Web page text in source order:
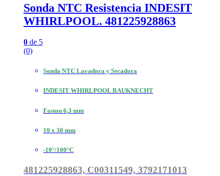
Sonda NTC Resistencia INDESIT
WHIRLPOOL. 481225928863
0 de 5
(0)
Sonda NTC Lavadora y Secadora
INDESIT WHIRLPOOL BAUKNECHT
Faston 6,3 mm
10 x 30 mm
-10°/100°C
481225928863, C00311549, 3792171013